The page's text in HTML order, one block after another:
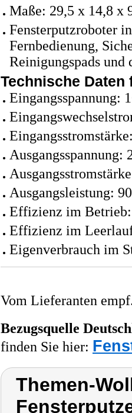
Maße: 29,5 x 14,8 x
Fensterputzroboter
Fernbedienung,
Reinigungspads und
Technische Daten
Eingangsspannung:
Ausgangsspannung:
Ausgangsleistung:
Effizienz im
Effizienz im
Eigenverbrauch im
Vom Lieferanten
Bezugsquelle
finden Sie hier:
Themen-